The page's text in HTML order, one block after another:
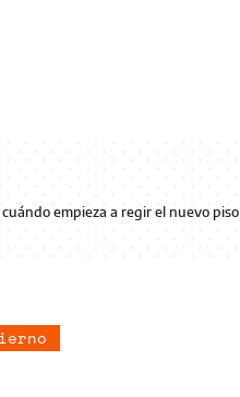
empieza a regir el nuevo piso